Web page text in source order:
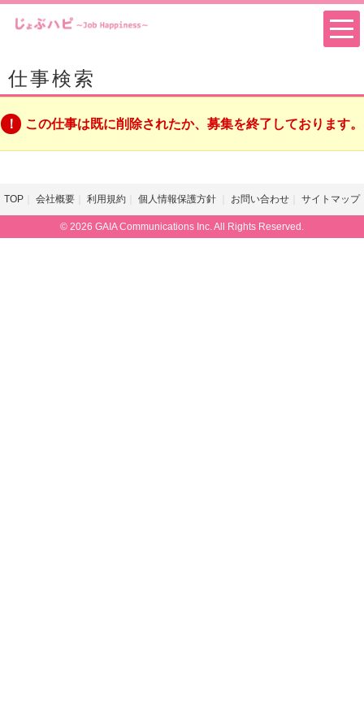
仕事検索
この仕事は既に削除されたか、募集を終了しております。
TOP 会社概要 利用規約 個人情報保護方針 お問い合わせ サイトマップ
© 2026 GAIA Communications Inc. All Rights Reserved.